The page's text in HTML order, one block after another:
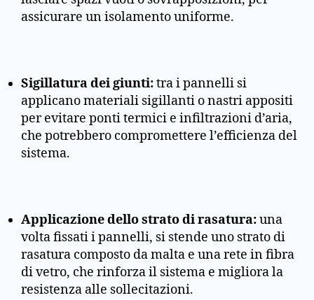
assicurare un isolamento uniforme.
Sigillatura dei giunti:tra i pannelli si
applicano materiali sigillanti o nastri appositi
per evitare ponti termici e infiltrazioni d’aria,
che potrebbero compromettere l’efficienza del
sistema.
Applicazione dello strato di rasatura:una
volta fissati i pannelli, si stende uno strato di
rasatura composto da malta e una rete in fibra
di vetro, che rinforza il sistema e migliora la
resistenza alle sollecitazioni.